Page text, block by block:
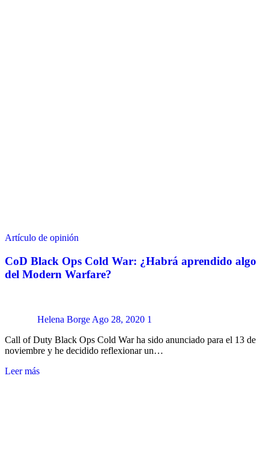
Artículo de opinión
CoD Black Ops Cold War: ¿Habrá aprendido algo
del Modern Warfare?
Helena Borge Ago 28, 2020 1
Call of Duty Black Ops Cold War ha sido anunciado para el 13 de
noviembre y he decidido reflexionar un…
Leer más